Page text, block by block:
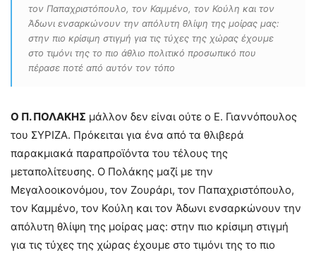
τον Παπαχριστόπουλο, τον Καμμένο, τον Κούλη και τον
Άδωνι ενσαρκώνουν την απόλυτη θλίψη της μοίρας μας:
στην πιο κρίσιμη στιγμή για τις τύχες της χώρας έχουμε
στο τιμόνι της το πιο άθλιο πολιτικό προσωπικό που
πέρασε ποτέ από αυτόν τον τόπο
Ο Π. ΠΟΛΑΚΗΣ μάλλον δεν είναι ούτε ο Ε. Γιαννόπουλος
του ΣΥΡΙΖΑ. Πρόκειται για ένα από τα θλιβερά
παρακμιακά παραπροϊόντα του τέλους της
μεταπολίτευσης. Ο Πολάκης μαζί με την
Μεγαλοοικονόμου, τον Ζουράρι, τον Παπαχριστόπουλο,
τον Καμμένο, τον Κούλη και τον Άδωνι ενσαρκώνουν την
απόλυτη θλίψη της μοίρας μας: στην πιο κρίσιμη στιγμή
για τις τύχες της χώρας έχουμε στο τιμόνι της το πιο